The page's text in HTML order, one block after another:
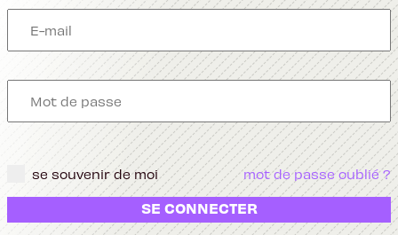
se souvenir de moi mot de passe oublié ?
SE CONNECTER